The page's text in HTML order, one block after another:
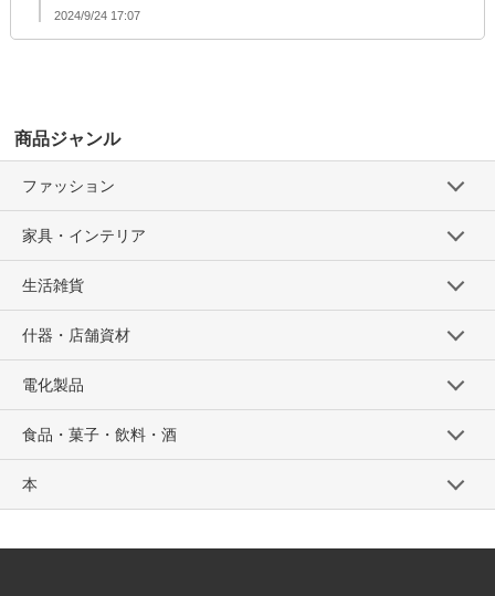
2024/9/24 17:07
商品ジャンル
ファッション
家具・インテリア
生活雑貨
什器・店舗資材
電化製品
食品・菓子・飲料・酒
本